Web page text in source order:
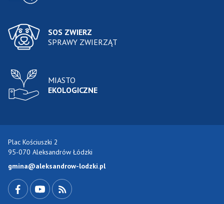
SOS ZWIERZ
SPRAWY ZWIERZĄT
MIASTO
EKOLOGICZNE
Plac Kościuszki 2
95-070 Aleksandrów Łódzki
gmina@aleksandrow-lodzki.pl